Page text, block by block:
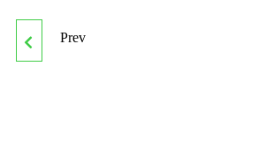
Prev